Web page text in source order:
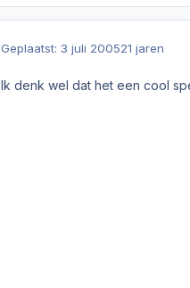
Geplaatst: 3 juli 200521 jaren
Ik denk wel dat het een cool